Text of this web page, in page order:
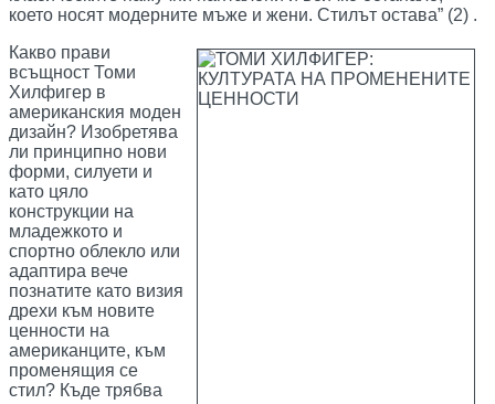
което носят модерните мъже и жени. Стилът остава” (2) .
Какво прави
всъщност Томи
Хилфигер в
американския моден
дизайн? Изобретява
ли принципно нови
форми, силуети и
като цяло
конструкции на
младежкото и
спортно облекло или
адаптира вече
познатите като визия
дрехи към новите
ценности на
американците, към
променящия се
стил? Къде трябва